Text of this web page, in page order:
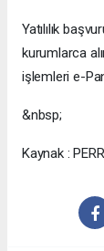
Yatılılık
kurumlarca
işlemleri e-
&nbsp;
Kaynak :